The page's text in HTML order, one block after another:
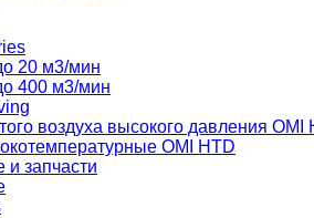
20 м3/мин
400 м3/мин
воздуха высокого давления OMI
OMI HTD
запчасти